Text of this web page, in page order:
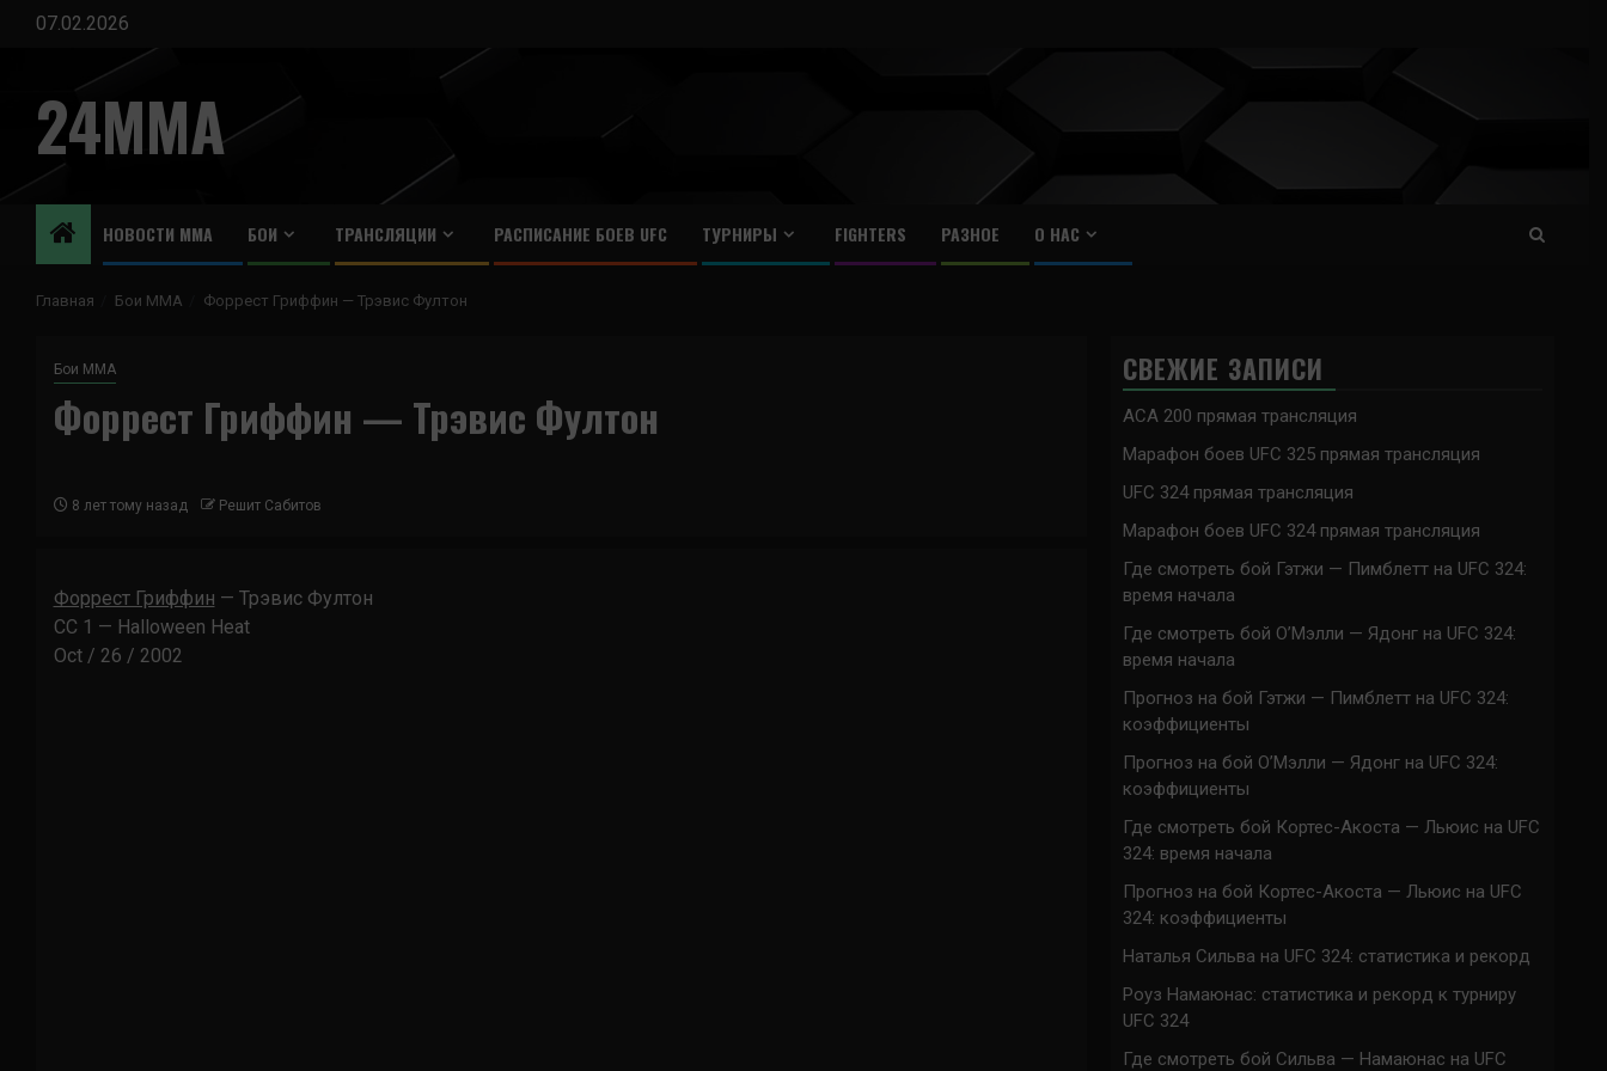
Перейти
содержимому
07.02.2026
24MMA
НОВОСТИ ММА БОИ ТРАНСЛЯЦИИ РАСПИСАНИЕ БОЕВ UFC ТУРНИРЫ FIGHTERS РАЗНОЕ О НАС
Главная Бои ММА Форрест Гриффин — Трэвис Фултон
Бои ММА
Форрест Гриффин — Трэвис Фултон
8 лет тому назад Решит Сабитов
Форрест Гриффин — Трэвис Фултон
CC 1 — Halloween Heat
Oct / 26 / 2002
СВЕЖИЕ ЗАПИСИ
ACA 200 прямая трансляция
Марафон боев UFC 325 прямая трансляция
UFC 324 прямая трансляция
Марафон боев UFC 324 прямая трансляция
Где смотреть бой Гэтжи — Пимблетт на UFC 324:
время начала
Где смотреть бой О’Мэлли — Ядонг на UFC 324:
время начала
Прогноз на бой Гэтжи — Пимблетт на UFC 324:
коэффициенты
Прогноз на бой О’Мэлли — Ядонг на UFC 324:
коэффициенты
Где смотреть бой Кортес-Акоста — Льюис на UFC
324: время начала
Прогноз на бой Кортес-Акоста — Льюис на UFC
324: коэффициенты
Наталья Сильва на UFC 324: статистика и рекорд
Роуз Намаюнас: статистика и рекорд к турниру
UFC 324
Где смотреть бой Сильва — Намаюнас на UFC